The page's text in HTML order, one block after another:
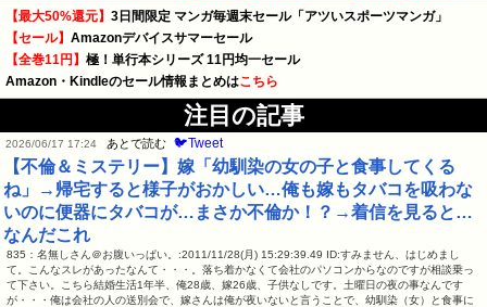
【最大50%還元】 3日間限定 マンガ毎週末セール「アツいスポーツマンガ」
【セール】 Amazonデバイスサマーセール
【全巻11円】 極！単行本シリーズ 11円均一セール
Amazon・Kindleのセール情報まとめはこちら
注目の記事
2026/06/17 17:24 あとで読む 🐦Tweet
【不倫＆ミステリー】嫁「幼馴染の女の子と食事してくる
ね」→帰宅すると様子がおかしい…俺も嫁もタバコを吸わな
いのに便器にタバコが…まさか不倫か！？→着信を見ると…
なんだこれ
835：名無しさん＠お腹いっぱい。:2011/11/28(月) 15:29:39.49 ID:すみません、はじめまし
て。こんなスレがあったなんて・・・。落ち着かなくて会社のパソコンからなのですが相談乗っ
て下さい。こちら結婚生活1年半、俺28歳、嫁26歳、子供なしです。土曜日の夜の事なんです
が・・・俺は会社の人の送別会で、嫁さんは俺が夜いないと言うことで、幼馴染（女）と食事に